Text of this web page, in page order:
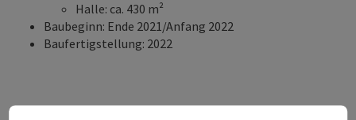
Halle: ca. 430 m²
Baubeginn: Ende 2021/Anfang 2022
Baufertigstellung: 2022